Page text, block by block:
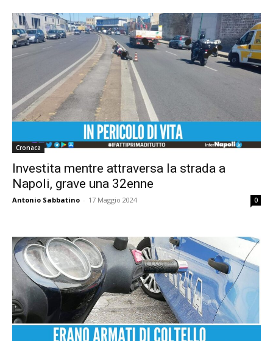
Cronaca
Investita mentre attraversa la strada a
Napoli, grave una 32enne
Antonio Sabbatino - 17 Maggio 2024 0